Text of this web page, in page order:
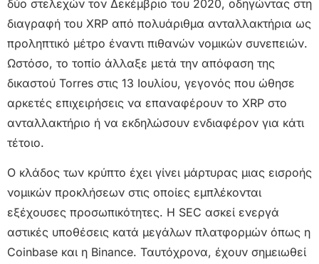
δύο στελεχών τον Δεκέμβριο του 2020, οδηγώντας στη
διαγραφή του XRP από πολυάριθμα ανταλλακτήρια ως
προληπτικό μέτρο έναντι πιθανών νομικών συνεπειών.
Ωστόσο, το τοπίο άλλαξε μετά την απόφαση της
δικαστού Torres στις 13 Ιουλίου, γεγονός που ώθησε
αρκετές επιχειρήσεις να επαναφέρουν το XRP στο
ανταλλακτήριο ή να εκδηλώσουν ενδιαφέρον για κάτι
τέτοιο.
Ο κλάδος των κρύπτο έχει γίνει μάρτυρας μιας εισροής
νομικών προκλήσεων στις οποίες εμπλέκονται
εξέχουσες προσωπικότητες. Η SEC ασκεί ενεργά
αστικές υποθέσεις κατά μεγάλων πλατφορμών όπως η
Coinbase και η Binance. Ταυτόχρονα, έχουν σημειωθεί